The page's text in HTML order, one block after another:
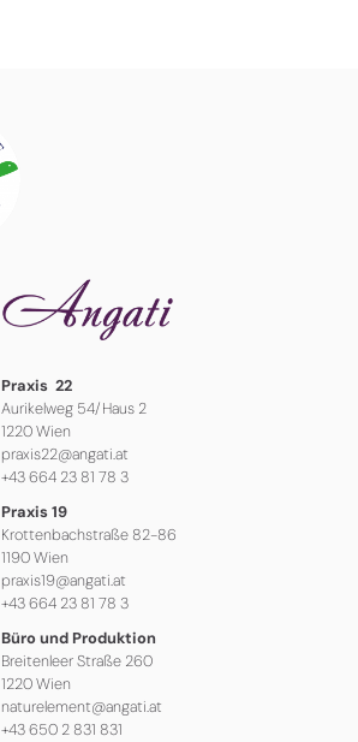
Praxis 22
Aurikelweg 54/Haus 2
1220 Wien
praxis22@angati.at
+43 664 23 81 78 3
Praxis 19
Krottenbachstraße 82-86
1190 Wien
praxis19@angati.at
+43 664 23 81 78 3
Büro und Produktion
Breitenleer Straße 260
1220 Wien
naturelement@angati.at
+43 650 2 831 831